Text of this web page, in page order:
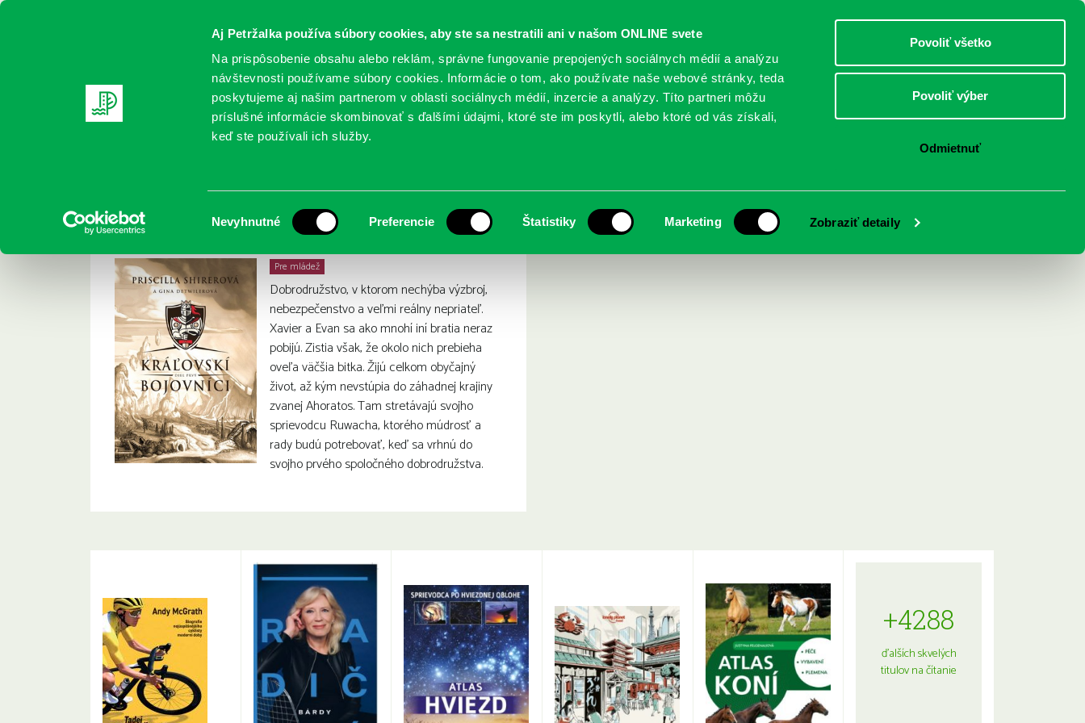
Aj Petržalka používa súbory cookies, aby ste sa nestratili ani v našom ONLINE svete
Na prispôsobenie obsahu alebo reklám, správne fungovanie prepojených sociálnych médií a analýzu
návštevnosti používame súbory cookies. Informácie o tom, ako používate naše webové stránky, teda
poskytujeme aj našim partnerom v oblasti sociálnych médií, inzercie a analýzy. Títo partneri môžu
príslušné informácie skombinovať s ďalšími údajmi, ktoré ste im poskytli, alebo ktoré od vás získali,
keď ste používali ich služby.
súhlasu
Nevyhnutné Preferencie Štatistiky Marketing Zobraziť detaily
Povoliť všetko
Povoliť výber
Odmietnuť
DOSPELÍ
REGISTRUJTE SA ONLINE KATALÓGY SLUŽBY PODUJATIA POBOČKY O KNIŽNICI
Shirer, Priscilla: Kráľovskí bojovníci
Pre mládež
Dobrodružstvo, v ktorom nechýba výzbroj,
nebezpečenstvo a veľmi reálny nepriateľ.
Xavier a Evan sa ako mnohí iní bratia neraz
pobijú. Zistia však, že okolo nich prebieha
oveľa väčšia bitka. Žijú celkom obyčajný
život, až kým nevstúpia do záhadnej krajiny
zvanej Ahoratos. Tam stretávajú svojho
sprievodcu Ruwacha, ktorého múdrosť a
rady budú potrebovať, keď sa vrhnú do
svojho prvého spoločného dobrodružstva.
+4288
ďalších skvelých
titulov na čítanie